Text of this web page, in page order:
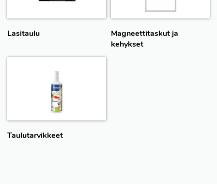
Lasitaulu
Magneettitaskut ja
kehykset
Taulutarvikkeet